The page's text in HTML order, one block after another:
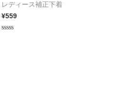
レディース補正下着
¥559